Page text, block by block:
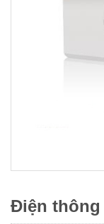
Điện thông